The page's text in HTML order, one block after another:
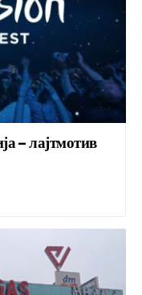
– лајтмотив